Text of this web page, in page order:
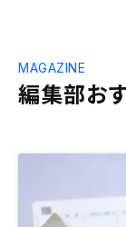
編集部お
MAGAZINE